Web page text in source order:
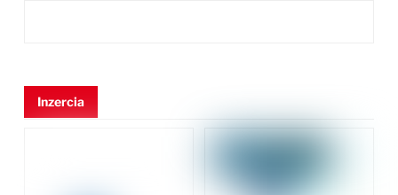
Inzercia